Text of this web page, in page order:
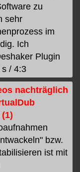
zu
sehr
im
Ich
Plugin
/ 4:3
nachträglich
bzw.
ist mit